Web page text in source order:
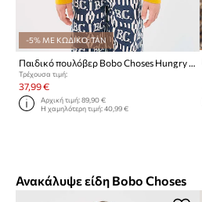
-5% ΜΕ ΚΩΔΙΚΟ: TAN
Παιδικό πουλόβερ Bobo Choses Hungry Squirrel
Τρέχουσα τιμή:
37,99 €
Αρχική τιμή:89,90 €
Η χαμηλότερη τιμή:40,99 €
Ανακάλυψε είδη Bobo Choses